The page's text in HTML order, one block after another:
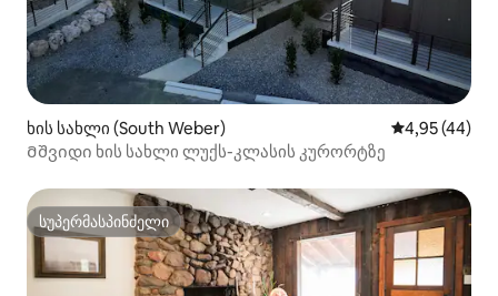
ხის სახლი (South Weber) საშუალო
4,95 (44)
Მშვიდი ხის სახლი ლუქს-კლასის კურორტზე
სუპერმასპინძელი
სუპერმასპინძელი